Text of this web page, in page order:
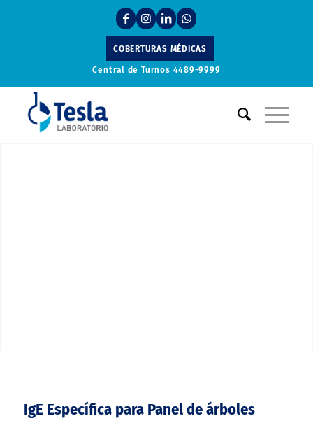
COBERTURAS MÉDICAS
Central de Turnos 4489-9999
IgE Específica para Panel de árboles